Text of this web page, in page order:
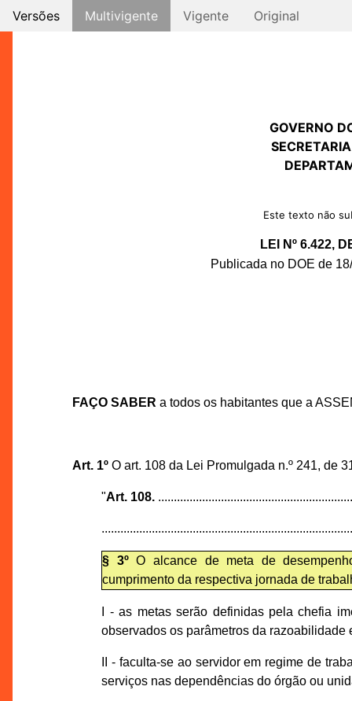
Versões Multivigente Vigente Original
GOVERNO
Este texto não
LEI Nº 6.422,
Publicada no DOE de
FAÇO SABER a todos os habitantes que a
Art. 1ºO art. 108 da Lei Promulgada n.º 241, de
"Art. 108.
§ 3ºO alcance de meta de
cumprimento da respectiva jornada de
I - as metas serão definidas pela chefia
observados os parâmetros da
II - faculta-se ao servidor em regime de
serviços nas dependências do órgão ou